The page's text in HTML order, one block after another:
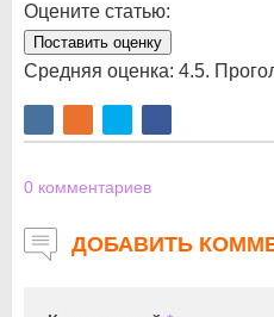
Оцените статью:
Поставить оценку
Средняя оценка: 4.5.
0 комментариев
ДОБАВИТЬ